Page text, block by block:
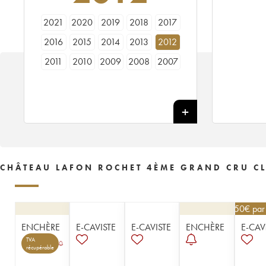
2021 2020 2019 2018
2017
2016
2015 2014 2013
2012
2011
2010 2009 2008
2007
1997
1996
1995 1994 1993
1992
1971
1962
1961 1957
1953
CHÂTEAU LAFON ROCHET 4ÈME GRAND CRU
ENCHÈRE
TVA
récupérable
E-CAVISTE E-CAVISTE ENCHÈRE
76,50€
E-